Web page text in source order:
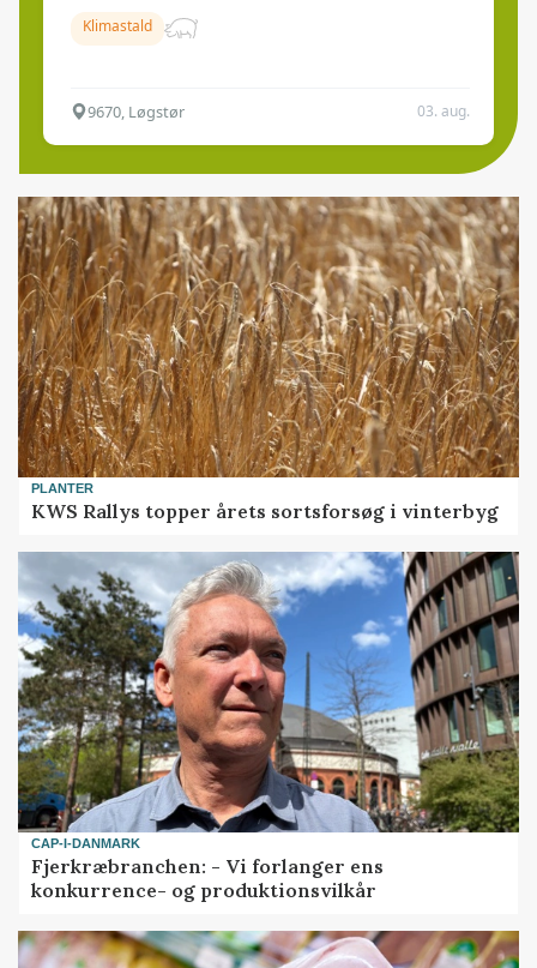
Klimastald
9670, Løgstør 03. aug.
PLANTER
KWS Rallys topper årets sortsforsøg i vinterbyg
CAP-I-DANMARK
Fjerkræbranchen: - Vi forlanger ens
konkurrence- og produktionsvilkår